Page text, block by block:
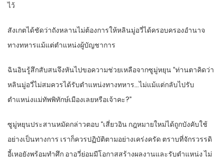
ไว้
สังเกตได้ชัดว่าถังหลานไม่ต้องการให้หลินมู่อวี่ได้ครอบครองอำนาจ
ทางทหารแม้แต่ตำแหน่งผู้บัญชาการ
ฉินอินรู้สึกสับสนจึงหันไปขอความช่วยเหลือจากซูมู่หยุน “ท่านตาคิดว่า
หลินมู่อวี่ไม่สมควรได้รับตำแหน่งทางทหาร…ไม่แม้แต่กลับไปรับ
ตำแหน่งแม่ทัพพิทักษ์เมืองเลยหรือเจ้าคะ?”
ซูมู่หยุนประสานหมัดกล่าวตอบ “เสี่ยวอิน กฎหมายใหม่ได้ถูกบังคับใช้
อย่างเป็นทางการ เราก็ควรปฏิบัติตามอย่างเคร่งครัด ตราบที่จักรวรรดิ
อี้เหอยังพร้อมทำศึก อาอวี่ย่อมมีโอกาสสร้างผลงานและรับตำแหน่ง ไม่